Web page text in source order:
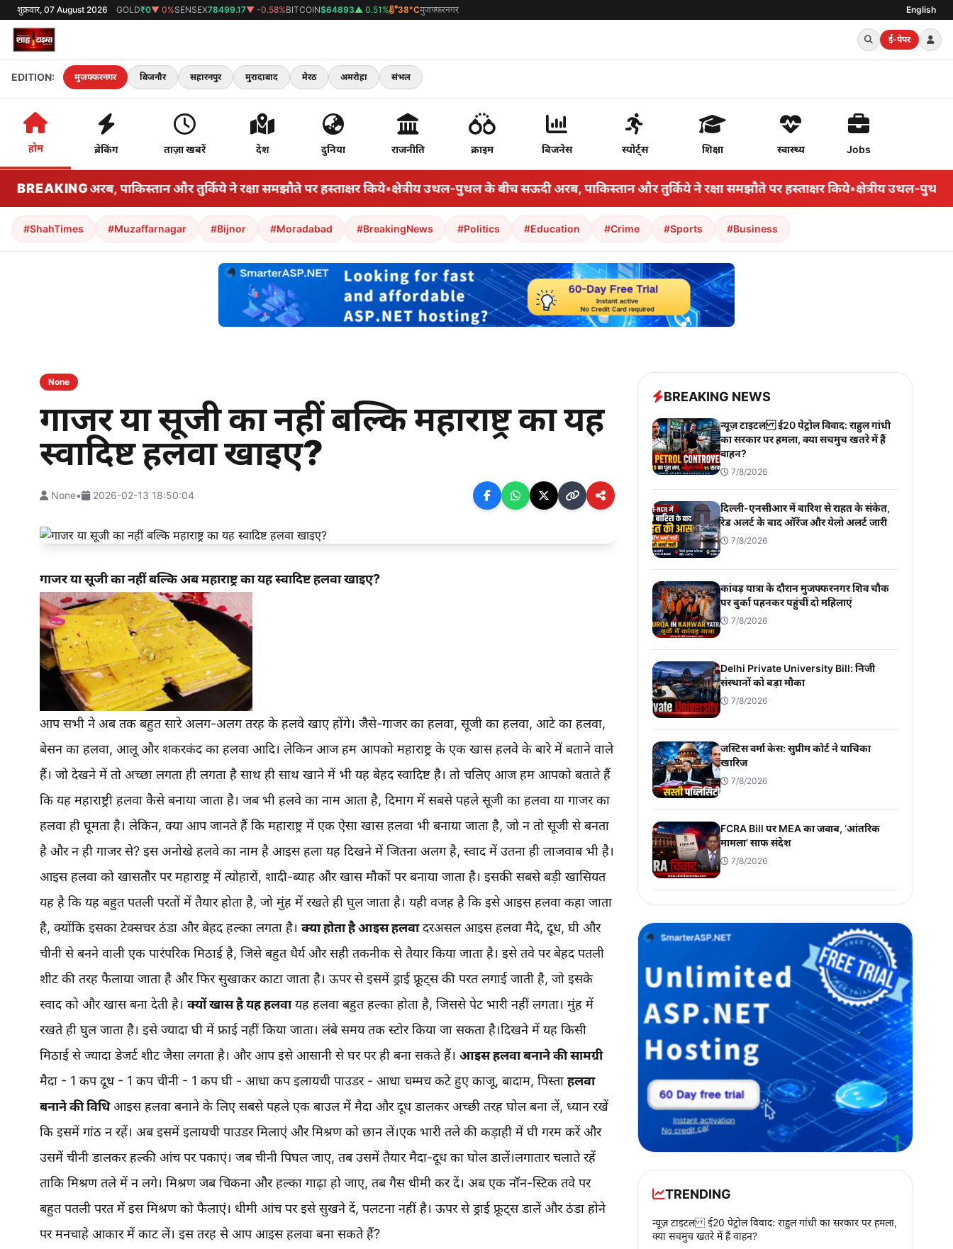
शुक्रवार, 07 August 2026 GOLD₹0▼ 0%SENSEX78499.17▼ -0.58%BITCOIN$64893▲ 0.51% 38°Cमुजफ्फरनगर English
ई-पेपर
EDITION: मुजफ्फरनगर बिजनौर सहारनपुर मुरादाबाद मेरठ अमरोहा संभल
होम ब्रेकिंग ताज़ा खबरें देश दुनिया राजनीति क्राइम बिजनेस स्पोर्ट्स शिक्षा स्वास्थ्य Jobs
BREAKING
सऊदी अरब, पाकिस्तान और तुर्किये ने रक्षा समझौते पर हस्ताक्षर किये•क्षेत्रीय उथल-पुथल के बीच सऊदी अरब, पाकिस्तान और तुर्किये ने रक्षा समझौते पर हस्ताक्षर किये•क्षेत्रीय उथल-पुथल के
#ShahTimes #Muzaffarnagar #Bijnor #Moradabad #BreakingNews #Politics #Education #Crime #Sports #Business
None
गाजर या सूजी का नहीं बल्कि महाराष्ट्र का यह
स्वादिष्ट हलवा खाइए?
None• 2026-02-13 18:50:04
गाजर या सूजी का नहीं बल्कि अब महाराष्ट्र का यह स्वादिष्ट हलवा खाइए?
आप सभी ने अब तक बहुत सारे अलग-अलग तरह के हलवे खाए होंगे। जैसे-गाजर का हलवा, सूजी का हलवा, आटे का हलवा,
बेसन का हलवा, आलू और शकरकंद का हलवा आदि। लेकिन आज हम आपको महाराष्ट्र के एक खास हलवे के बारे में बताने वाले
हैं। जो देखने में तो अच्छा लगता ही लगता है साथ ही साथ खाने में भी यह बेहद स्वादिष्ट है। तो चलिए आज हम आपको बताते हैं
कि यह महाराष्ट्री हलवा कैसे बनाया जाता है। जब भी हलवे का नाम आता है, दिमाग में सबसे पहले सूजी का हलवा या गाजर का
हलवा ही घूमता है। लेकिन, क्या आप जानते हैं कि महाराष्ट्र में एक ऐसा खास हलवा भी बनाया जाता है, जो न तो सूजी से बनता
है और न ही गाजर से? इस अनोखे हलवे का नाम है आइस हला यह दिखने में जितना अलग है, स्वाद में उतना ही लाजवाब भी है।
आइस हलवा को खासतौर पर महाराष्ट्र में त्योहारों, शादी-ब्याह और खास मौकों पर बनाया जाता है। इसकी सबसे बड़ी खासियत
यह है कि यह बहुत पतली परतों में तैयार होता है, जो मुंह में रखते ही घुल जाता है। यही वजह है कि इसे आइस हलवा कहा जाता
है, क्योंकि इसका टेक्सचर ठंडा और बेहद हल्का लगता है। क्या होता है आइस हलवादरअसल आइस हलवा मैदे, दूध, घी और
चीनी से बनने वाली एक पारंपरिक मिठाई है, जिसे बहुत धैर्य और सही तकनीक से तैयार किया जाता है। इसे तवे पर बेहद पतली
शीट की तरह फैलाया जाता है और फिर सुखाकर काटा जाता है। ऊपर से इसमें ड्राई फ्रूट्स की परत लगाई जाती है, जो इसके
स्वाद को और खास बना देती है। क्यों खास है यह हलवायह हलवा बहुत हल्का होता है, जिससे पेट भारी नहीं लगता। मुंह में
रखते ही घुल जाता है। इसे ज्यादा घी में फ्राई नहीं किया जाता। लंबे समय तक स्टोर किया जा सकता है।दिखने में यह किसी
मिठाई से ज्यादा डेजर्ट शीट जैसा लगता है। और आप इसे आसानी से घर पर ही बना सकते हैं। आइस हलवा बनाने की सामग्री
मैदा - 1 कप दूध - 1 कप चीनी - 1 कप घी - आधा कप इलायची पाउडर - आधा चम्मच कटे हुए काजू, बादाम, पिस्ता हलवा
बनाने की विधिआइस हलवा बनाने के लिए सबसे पहले एक बाउल में मैदा और दूध डालकर अच्छी तरह घोल बना लें, ध्यान रखें
कि इसमें गांठ न रहें। अब इसमें इलायची पाउडर मिलाएं और मिश्रण को छान लें।एक भारी तले की कड़ाही में घी गरम करें और
उसमें चीनी डालकर हल्की आंच पर पकाएं। जब चीनी पिघल जाए, तब उसमें तैयार मैदा-दूध का घोल डालें।लगातार चलाते रहें
ताकि मिश्रण तले में न लगे। मिश्रण जब चिकना और हल्का गाढ़ा हो जाए, तब गैस धीमी कर दें। अब एक नॉन-स्टिक तवे पर
बहुत पतली परत में इस मिश्रण को फैलाएं। धीमी आंच पर इसे सुखने दें, पलटना नहीं है। ऊपर से ड्राई फ्रूट्स डालें और ठंडा होने
पर मनचाहे आकार में काट लें। इस तरह से आप आइस हलवा बना सकते हैं?
BREAKING NEWS
न्यूज़ टाइटल ई20 पेट्रोल विवाद: राहुल गांधी
का सरकार पर हमला, क्या सचमुच खतरे में हैं
वाहन?
7/8/2026
दिल्ली-एनसीआर में बारिश से राहत के संकेत,
रेड अलर्ट के बाद ऑरेंज और येलो अलर्ट जारी
7/8/2026
कांवड़ यात्रा के दौरान मुजफ्फरनगर शिव चौक
पर बुर्का पहनकर पहुंचीं दो महिलाएं
7/8/2026
Delhi Private University Bill: निजी
संस्थानों को बड़ा मौका
7/8/2026
जस्टिस वर्मा केस: सुप्रीम कोर्ट ने याचिका
खारिज
7/8/2026
FCRA Bill पर MEA का जवाब, ‘आंतरिक
मामला’ साफ संदेश
7/8/2026
TRENDING
न्यूज़ टाइटल ई20 पेट्रोल विवाद: राहुल गांधी का सरकार पर हमला,
क्या सचमुच खतरे में हैं वाहन?